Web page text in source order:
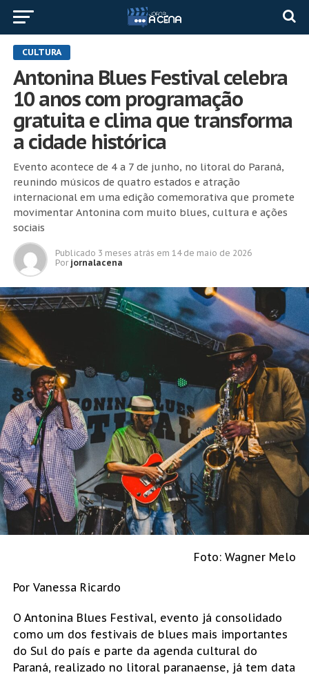
CULTURA
Antonina Blues Festival celebra
10 anos com programação
gratuita e clima que transforma
a cidade histórica
Evento acontece de 4 a 7 de junho, no litoral do Paraná,
reunindo músicos de quatro estados e atração
internacional em uma edição comemorativa que promete
movimentar Antonina com muito blues, cultura e ações
sociais
Publicado 3 meses atrás em 14 de maio de 2026
Por jornalacena
Foto: Wagner Melo
Por Vanessa Ricardo
O Antonina Blues Festival, evento já consolidado
como um dos festivais de blues mais importantes
do Sul do país e parte da agenda cultural do
Paraná, realizado no litoral paranaense, já tem data